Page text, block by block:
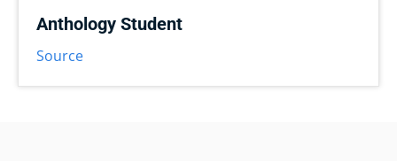
Anthology Student
Source